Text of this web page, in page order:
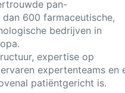
pan-
dan 600 farmaceutische,
bedrijven in
, expertiseop
ervaren expertenteams en
patiëntgericht is.